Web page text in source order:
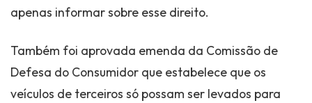
apenas informar sobre esse direito.
Também foi aprovada emenda da Comissão de
Defesa do Consumidor que estabelece que os
veículos de terceiros só possam ser levados para